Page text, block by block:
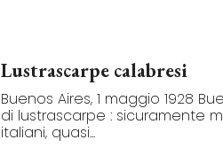
Lustrascarpe calabresi
Buenos Aires, 1 maggio 1928
di lustrascarpe : sicuramente
italiani, quasi...